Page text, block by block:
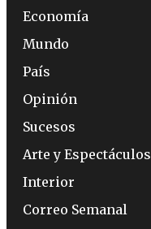
Economía
Mundo
País
Opinión
Sucesos
Arte y Espectáculos
Interior
Correo Semanal